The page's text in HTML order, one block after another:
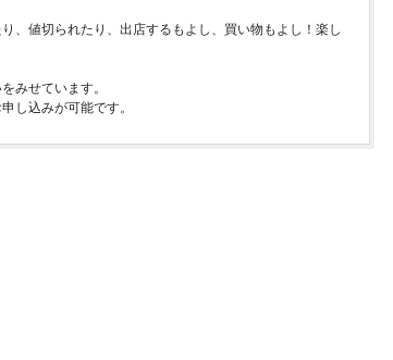
、値切られたり、出店するもよし、買い物もよし！楽し
みせています。
し込みが可能です。